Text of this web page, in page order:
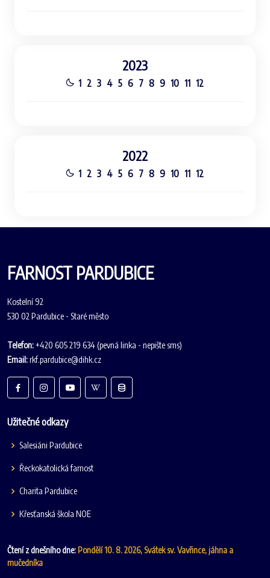
2023
1 2 3 4 5 6 7 8 9 10 11 12
2022
1 2 3 4 5 6 7 8 9 10 11 12
FARNOST PARDUBICE
Kostelní 92
530 02 Pardubice - Staré město
Telefon:+420 605 219 634 (pevná linka - nepište sms)
Email:rkf.pardubice@dihk.cz
Užitečné odkazy
Salesiáni Pardubice
Řeckokatolická farnost
Charita Pardubice
Křesťanská škola NOE
Čtení z dnešního dne: Pondělí 10. 8. 2026, Svátek sv. Vavřince, jáhna a
mučedníka